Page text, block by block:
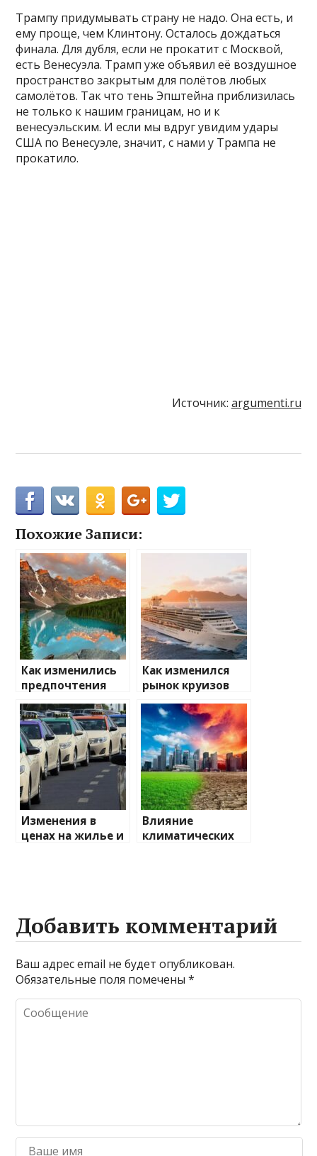
Трампу придумывать страну не надо. Она есть, и
ему проще, чем Клинтону. Осталось дождаться
финала. Для дубля, если не прокатит с Москвой,
есть Венесуэла. Трамп уже объявил её воздушное
пространство закрытым для полётов любых
самолётов. Так что тень Эпштейна приблизилась
не только к нашим границам, но и к
венесуэльским. И если мы вдруг увидим удары
США по Венесуэле, значит, с нами у Трампа не
прокатило.
Источник: argumenti.ru
Похожие Записи:
Как изменились
предпочтения
туристов
Как изменился
рынок круизов
после пандемии
Изменения в
ценах на жилье и
Влияние
климатических
Добавить комментарий
Ваш адрес email не будет опубликован.
Обязательные поля помечены*